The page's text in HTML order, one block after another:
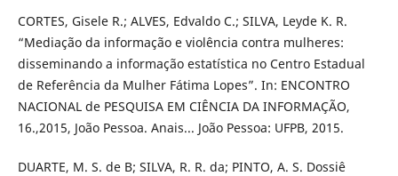
CORTES, Gisele R.; ALVES, Edvaldo C.; SILVA, Leyde K. R.
“Mediação da informação e violência contra mulheres:
disseminando a informação estatística no Centro Estadual
de Referência da Mulher Fátima Lopes”. In: ENCONTRO
NACIONAL de PESQUISA EM CIÊNCIA DA INFORMAÇÃO,
16.,2015, João Pessoa. Anais... João Pessoa: UFPB, 2015.
DUARTE, M. S. de B; SILVA, R. R. da; PINTO, A. S. Dossiê